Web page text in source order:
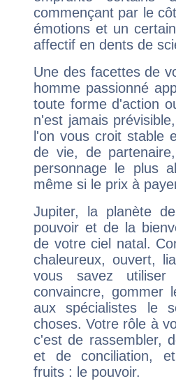
commençant par le
émotions et un
affectif en dents de
Une des facettes de
homme passionné
toute forme d'action
n'est jamais
l'on vous croit stable
de vie, de
personnage le plus
même si le prix à
Jupiter, la planète
pouvoir et de la
de votre ciel natal.
chaleureux, ouvert,
vous savez
convaincre, gommer
aux spécialistes le
choses. Votre rôle à
c'est de rassembler,
et de conciliation,
fruits : le pouvoir.